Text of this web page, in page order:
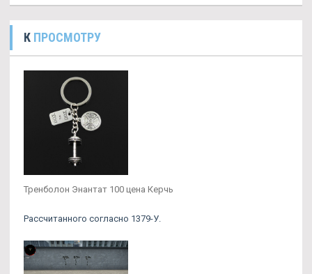
К ПРОСМОТРУ
Тренболон Энантат 100 цена Керчь
Рассчитанного согласно 1379-У.